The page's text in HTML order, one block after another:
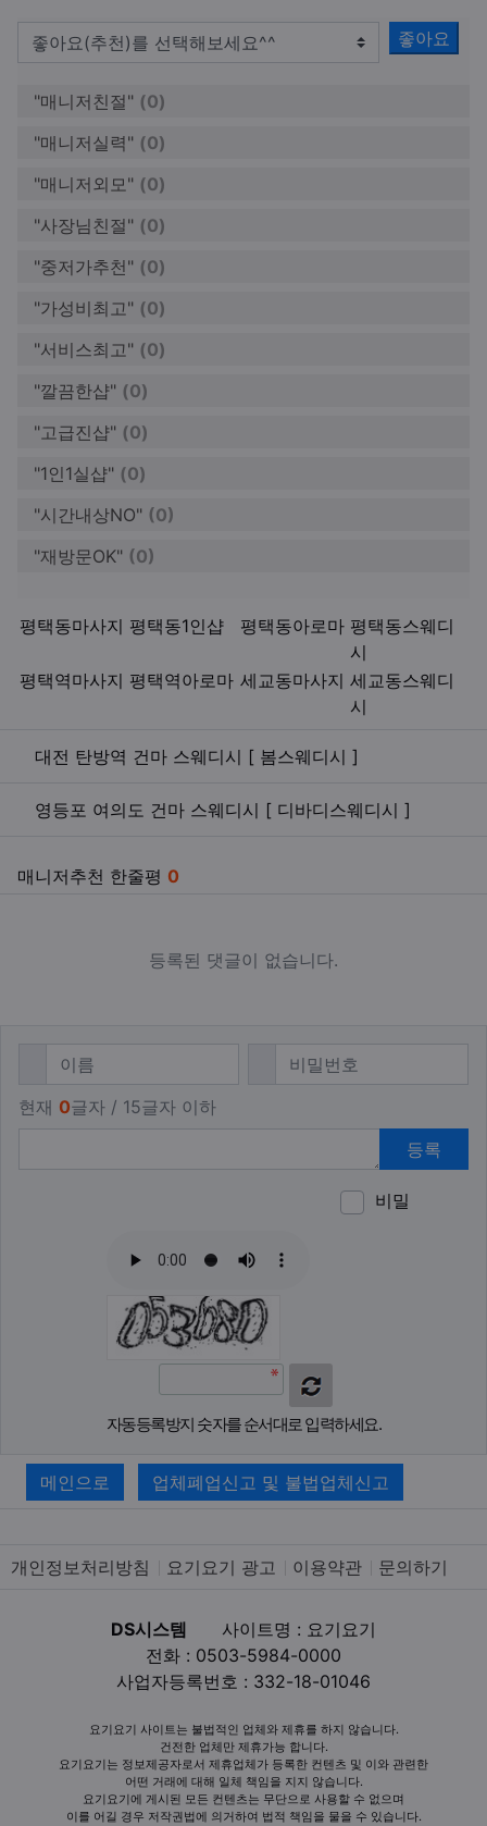
좋아요
"매니저친절" (0)
"매니저실력" (0)
"매니저외모" (0)
"사장님친절" (0)
"중저가추천" (0)
"가성비최고" (0)
"서비스최고" (0)
"깔끔한샵" (0)
"고급진샵" (0)
"1인1실샵" (0)
"시간내상NO" (0)
"재방문OK" (0)
평택동마사지 평택동1인샵 평택동아로마 평택동스웨디
시
평택역마사지 평택역아로마 세교동마사지 세교동스웨디
시
키워드
관련자료
대전 탄방역 건마 스웨디시 [ 봄스웨디시 ]
영등포 여의도 건마 스웨디시 [ 디바디스웨디시 ]
매니저추천 한줄평 0
등록된 댓글이 없습니다.
댓글쓰기
필수 비밀번호필수
현재 0글자 / 15글자 이하
등록
비밀
자동등록방지 숫자를 순서대로 입력하세요.
메인으로 업체폐업신고 및 불법업체신고
개인정보처리방침 요기요기 광고 이용약관 문의하기
DS시스템
사이트명 : 요기요기
전화 : 0503-5984-0000
사업자등록번호 : 332-18-01046
요기요기 사이트는 불법적인 업체와 제휴를 하지 않습니다.
건전한 업체만 제휴가능 합니다.
요기요기는 정보제공자로서 제휴업체가 등록한 컨텐츠 및 이와 관련한
어떤 거래에 대해 일체 책임을 지지 않습니다.
요기요기에 게시된 모든 컨텐츠는 무단으로 사용할 수 없으며
이를 어길 경우 저작권법에 의거하여 법적 책임을 물을 수 있습니다.